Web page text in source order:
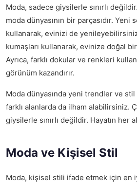
Moda, sadece giysilerle sınırlı
moda dünyasının bir parçasıdır.
kullanarak, evinizi de
kumaşları kullanarak, evinize doğal
Ayrıca, farklı dokular ve renkleri
görünüm kazandırır.
Moda dünyasında yeni trendler ve
farklı alanlarda da ilham alabilirsiniz.
giysilerle sınırlı değildir. Hayatın her
Moda ve Kişisel Stil
Moda, kişisel stili ifade etmek için en